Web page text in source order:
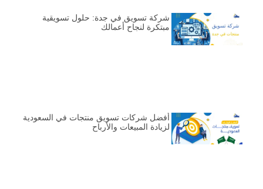
شركة تسويق في جدة: حلول تسويقية
مبتكرة لنجاح أعمالك
أفضل شركات تسويق منتجات في السعودية
لزيادة المبيعات والأرباح